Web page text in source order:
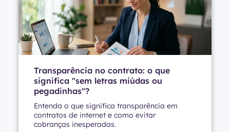
Transparência no contrato: o que
significa "sem letras miúdas ou
pegadinhas"?
Entenda o que significa transparência em
contratos de internet e como evitar
cobranças inesperadas.